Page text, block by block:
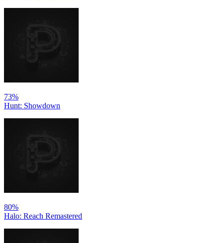
73%
Hunt: Showdown
80%
Halo: Reach Remastered